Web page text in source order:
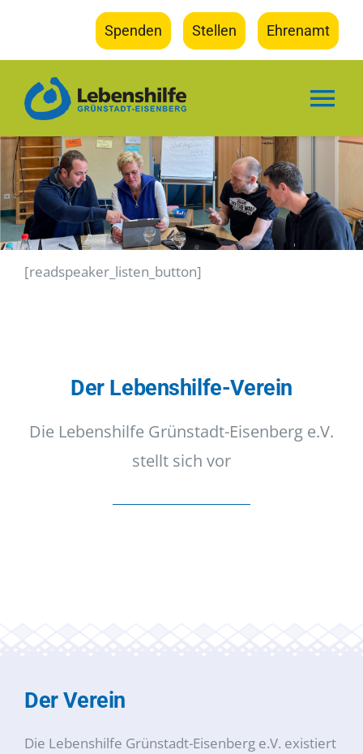
Spenden Stellen Ehrenamt
Wir
Kinder
Freizeit
I-Betrieb
Autismus
[readspeaker_listen_button]
Der Lebenshilfe-Verein
Die Lebenshilfe Grünstadt-Eisenberg e.V.
stellt sich vor
Der Verein
Die Lebenshilfe Grünstadt-Eisenberg e.V. existiert